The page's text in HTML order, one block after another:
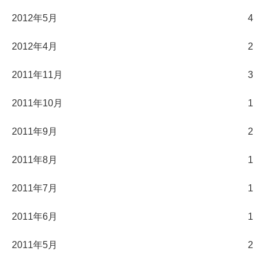
2012年5月 4
2012年4月 2
2011年11月 3
2011年10月 1
2011年9月 2
2011年8月 1
2011年7月 1
2011年6月 1
2011年5月 2